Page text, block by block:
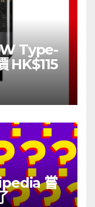
Type-
HK$115
嘗